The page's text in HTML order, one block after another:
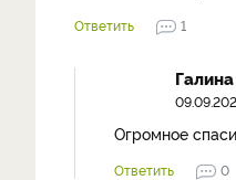
Ответить 1
Галина
Огромное
Ответить 0